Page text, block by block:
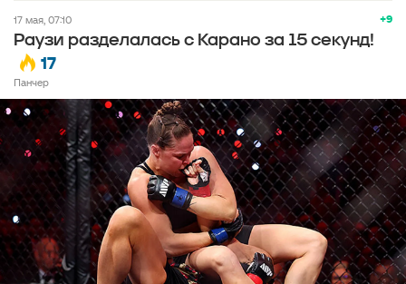
+9
17 мая, 07:10
Раузи разделалась с Карано за 15 секунд!
17
Панчер